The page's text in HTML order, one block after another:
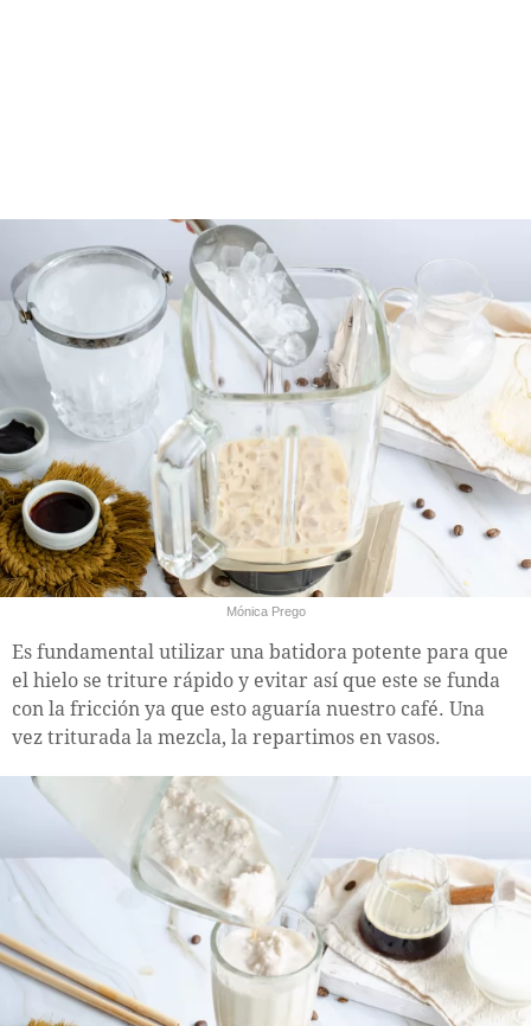
Mónica Prego
Es fundamental utilizar una batidora potente para que
el hielo se triture rápido y evitar así que este se funda
con la fricción ya que esto aguaría nuestro café. Una
vez triturada la mezcla, la repartimos en vasos.